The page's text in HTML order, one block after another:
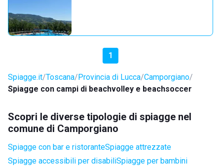
1
Spiagge.it Toscana Provincia di Lucca Camporgiano
Spiagge con campi di beachvolley e beachsoccer
Scopri le diverse tipologie di spiagge nel
comune di Camporgiano
Spiagge con bar e ristoranteSpiagge attrezzate
Spiagge accessibili per disabiliSpiagge per bambini